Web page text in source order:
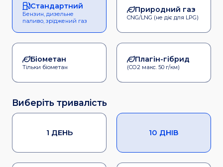
Стандартний
Бензин, дизельне
паливо, зріджений газ
Природний газ
CNG/LNG (не діє для LPG)
Біометан
Тільки біометан
Плагін-гібрид
(CO2 макс. 50 г/км)
Виберіть тривалість
1 ДЕНЬ 10 ДНІВ